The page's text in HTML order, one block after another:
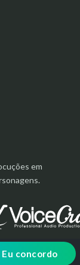
Eu concordo
em